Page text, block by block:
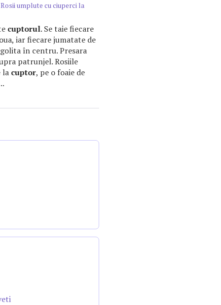
umplute cu ciuperci la
cuptorul. Se taie fiecare
iar fiecare jumatate de
în centru. Presara
patrunjel. Rosiile
cuptor, pe o foaie de